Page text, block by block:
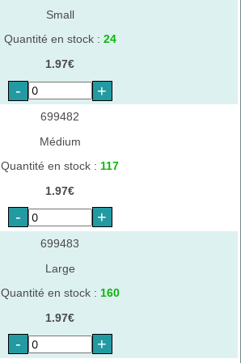
Small
Quantité en stock : 24
1.97€
- +
699482
Médium
Quantité en stock : 117
1.97€
- +
699483
Large
Quantité en stock : 160
1.97€
- +